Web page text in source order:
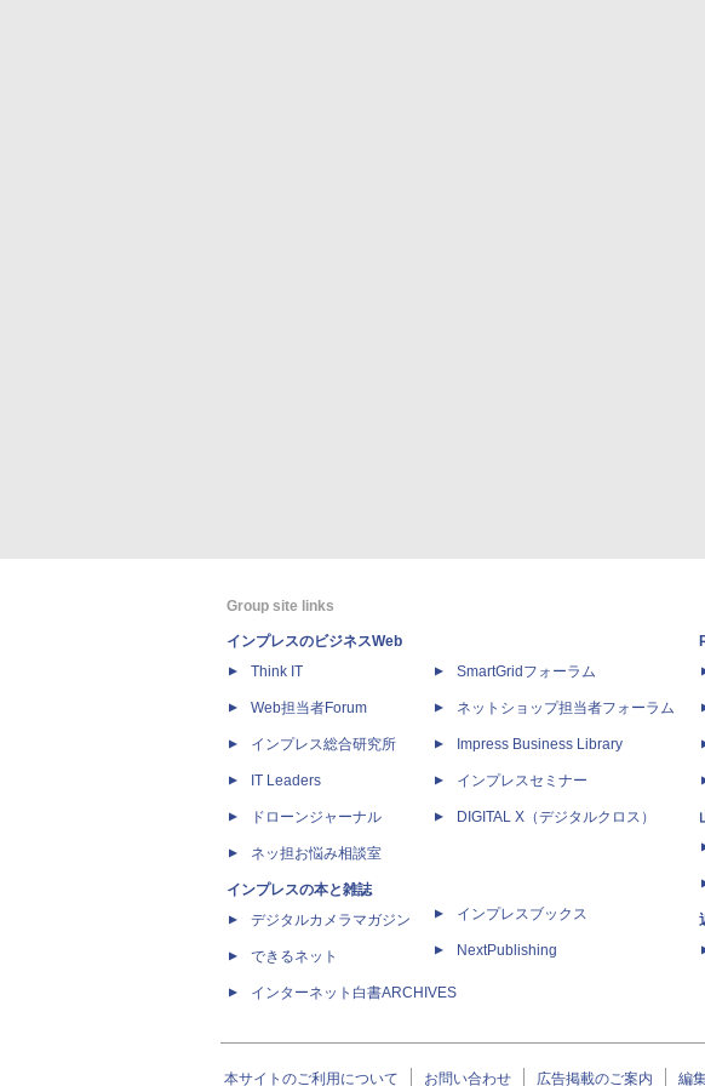
Group site links
インプレスのビジネスWeb
Think IT
Web担当者Forum
インプレス総合研究所
IT Leaders
ドローンジャーナル
ネッ担お悩み相談室
インプレスの本と雑誌
デジタルカメラマガジン
できるネット
インターネット白書ARCHIVES
SmartGridフォーラム
ネットショップ担当者フォーラム
Impress Business Library
インプレスセミナー
DIGITAL X（デジタルクロス）
インプレスブックス
NextPublishing
本サイトのご利用について お問い合わせ 広告掲載のご案内 編